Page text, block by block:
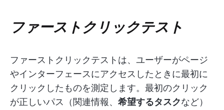
ファーストクリックテスト
ファーストクリックテストは、ユーザーがページ
やインターフェースにアクセスしたときに最初に
クリックしたものを測定します。最初のクリック
が正しいパス（関連情報、 希望するタスクなど）